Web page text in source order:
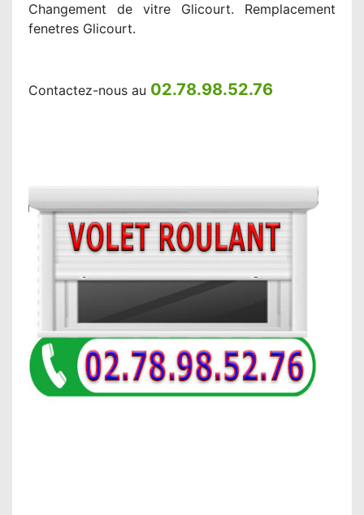
Changement de vitre Glicourt. Remplacement
fenetres Glicourt.
Contactez-nous au 02.78.98.52.76